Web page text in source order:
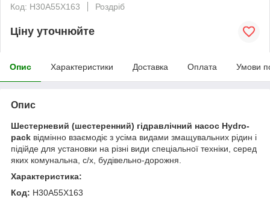
Код: H30A55X163
Роздріб
Ціну уточнюйте
Опис Характеристики Доставка Оплата Умови
Опис
Шестерневий (шестеренний) гідравлічний насос Hydro-
pack відмінно взаємодіє з усіма видами змащувальних рідин і
підійде для установки на різні види спеціальної техніки, серед
яких комунальна, с/х, будівельно-дорожня.
Характеристика:
Код: H30A55X163